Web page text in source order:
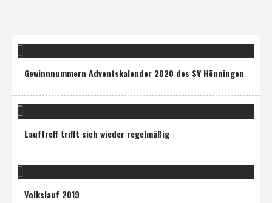
Gewinnnummern Adventskalender 2020 des SV Hönningen
Lauftreff trifft sich wieder regelmäßig
Volkslauf 2019